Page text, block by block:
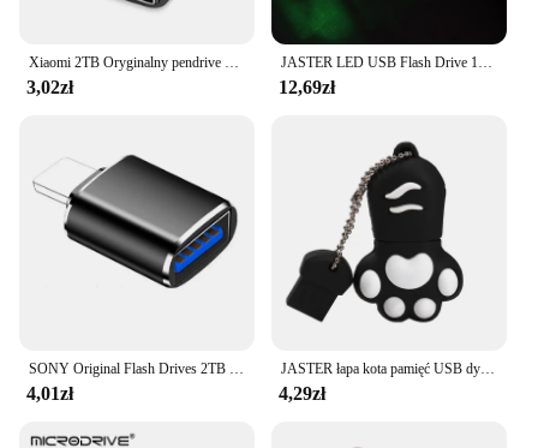
Xiaomi 2TB Oryginalny pendrive USB 3.0 Szybki pendrive 1TB Metalowa wodoodporna pamięć USB typu C do komputerowych urządzeń pamięci masowej
3,02zł
JASTER LED USB Flash Drive 128GB Blue Memory Stick 64GB For Laptop Pen Drive 32GB Mini Creative Business U Disk Gift 16GB 8GB
12,69zł
SONY Original Flash Drives 2TB USB 3.0 Mini High Speed Metal Pendrive 1TB Stick Portable Drive Waterproof Memoria Storage U Disk
4,01zł
JASTER łapa kota pamięć USB dysk kolorowe pióro 64GB 32GB wolny brelok Pendrive 16GB brązowy Pendrive czerwony dysk niebieski 8GB
4,29zł